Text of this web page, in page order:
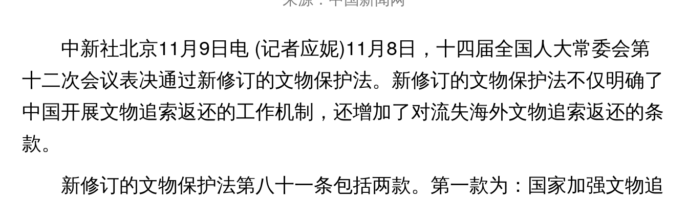
中新社北京11月9日电 (记者应妮)11月8日，十四届全国人大常委会第
十二次会议表决通过新修订的文物保护法。新修订的文物保护法不仅明确了
中国开展文物追索返还的工作机制，还增加了对流失海外文物追索返还的条
款。
新修订的文物保护法第八十一条包括两款。第一款为：国家加强文物追